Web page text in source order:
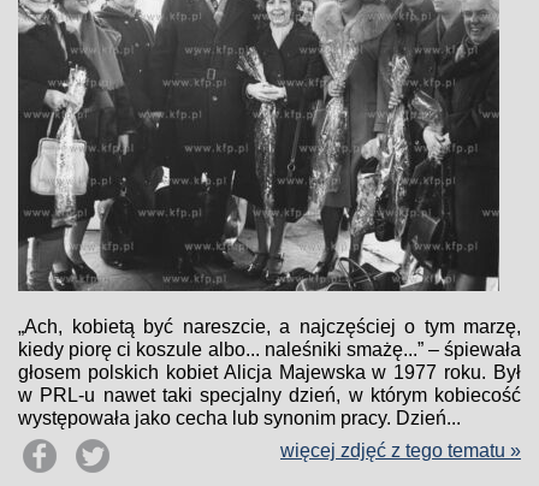
„Ach, kobietą być nareszcie, a najczęściej o tym marzę,
kiedy piorę ci koszule albo... naleśniki smażę...” – śpiewała
głosem polskich kobiet Alicja Majewska w 1977 roku. Był
w PRL-u nawet taki specjalny dzień, w którym kobiecość
występowała jako cecha lub synonim pracy. Dzień...
więcej zdjęć z tego tematu »